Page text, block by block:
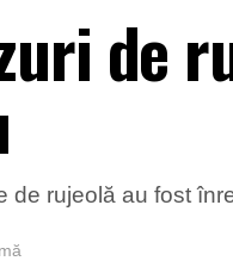
de
de rujeolă au fost